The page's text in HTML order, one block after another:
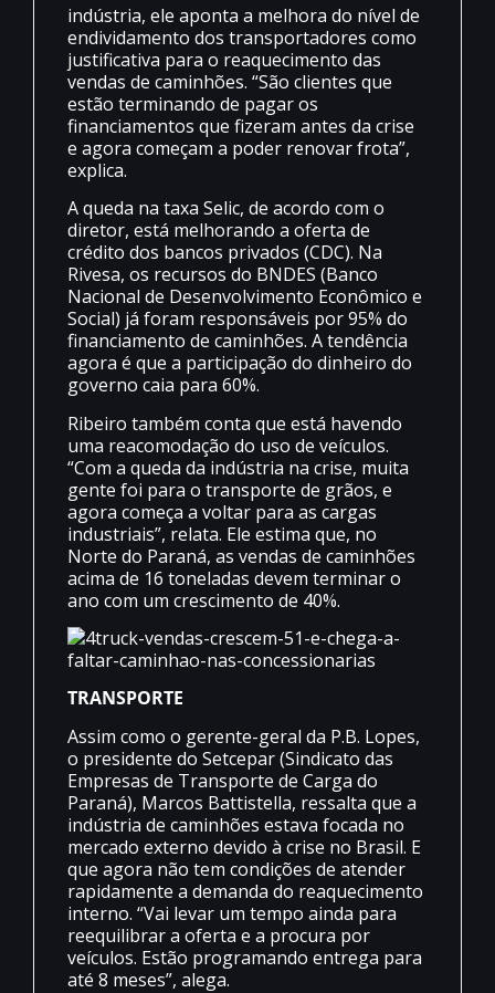
indústria, ele aponta a melhora do nível de
endividamento dos transportadores como
justificativa para o reaquecimento das
vendas de caminhões. “São clientes que
estão terminando de pagar os
financiamentos que fizeram antes da crise
e agora começam a poder renovar frota”,
explica.
A queda na taxa Selic, de acordo com o
diretor, está melhorando a oferta de
crédito dos bancos privados (CDC). Na
Rivesa, os recursos do BNDES (Banco
Nacional de Desenvolvimento Econômico e
Social) já foram responsáveis por 95% do
financiamento de caminhões. A tendência
agora é que a participação do dinheiro do
governo caia para 60%.
Ribeiro também conta que está havendo
uma reacomodação do uso de veículos.
“Com a queda da indústria na crise, muita
gente foi para o transporte de grãos, e
agora começa a voltar para as cargas
industriais”, relata. Ele estima que, no
Norte do Paraná, as vendas de caminhões
acima de 16 toneladas devem terminar o
ano com um crescimento de 40%.
TRANSPORTE
Assim como o gerente-geral da P.B. Lopes,
o presidente do Setcepar (Sindicato das
Empresas de Transporte de Carga do
Paraná), Marcos Battistella, ressalta que a
indústria de caminhões estava focada no
mercado externo devido à crise no Brasil. E
que agora não tem condições de atender
rapidamente a demanda do reaquecimento
interno. “Vai levar um tempo ainda para
reequilibrar a oferta e a procura por
veículos. Estão programando entrega para
até 8 meses”, alega.